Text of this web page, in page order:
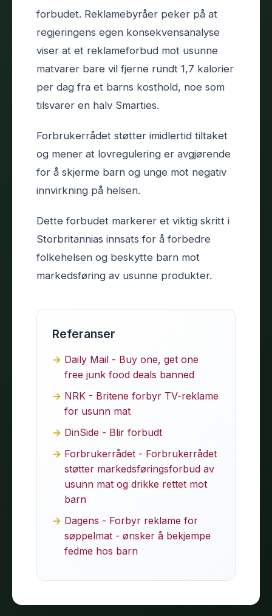
forbudet. Reklamebyråer peker på at
regjeringens egen konsekvensanalyse
viser at et reklameforbud mot usunne
matvarer bare vil fjerne rundt 1,7 kalorier
per dag fra et barns kosthold, noe som
tilsvarer en halv Smarties.
Forbrukerrådet støtter imidlertid tiltaket
og mener at lovregulering er avgjørende
for å skjerme barn og unge mot negativ
innvirkning på helsen.
Dette forbudet markerer et viktig skritt i
Storbritannias innsats for å forbedre
folkehelsen og beskytte barn mot
markedsføring av usunne produkter.
Referanser
Daily Mail - Buy one, get one
free junk food deals banned
NRK - Britene forbyr TV-reklame
for usunn mat
DinSide - Blir forbudt
Forbrukerrådet - Forbrukerrådet
støtter markedsføringsforbud av
usunn mat og drikke rettet mot
barn
Dagens - Forbyr reklame for
søppelmat - ønsker å bekjempe
fedme hos barn